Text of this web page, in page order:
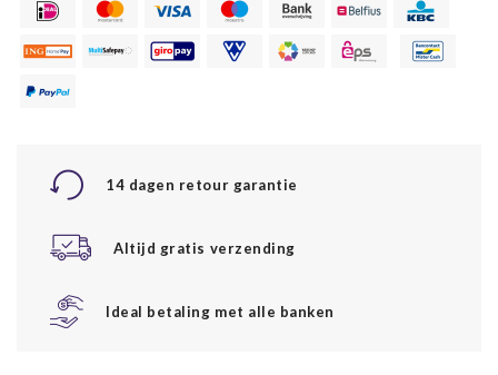
14 dagen retour garantie
Altijd gratis verzending
Ideal betaling met alle banken